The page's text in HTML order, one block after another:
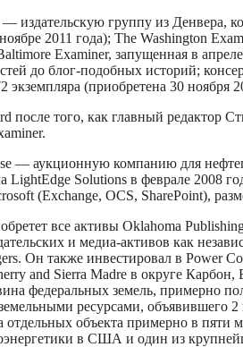
группу из Денвера,
2011 года); The Washington
Examiner, запущенная в
до блог-подобных историй;
(приобретена 30
после того, как главный
— аукционную компанию для
Solutions в феврале 2008
(Exchange, OCS, SharePoint),
все активы Oklahoma
и медиа-активов как
Он также инвестировал в Power
and Sierra Madre в округе
федеральных земель, примерно
ресурсами, объявившего
объекта примерно в
в США и один из